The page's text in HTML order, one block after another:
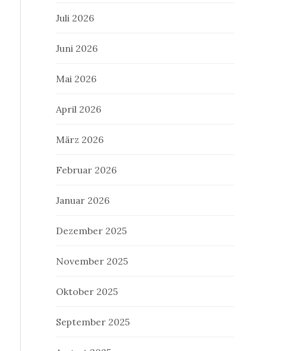
Juli 2026
Juni 2026
Mai 2026
April 2026
März 2026
Februar 2026
Januar 2026
Dezember 2025
November 2025
Oktober 2025
September 2025